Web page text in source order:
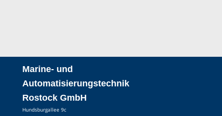
Marine- und
Automatisierungstechnik
Rostock GmbH
Hundsburgallee 9c